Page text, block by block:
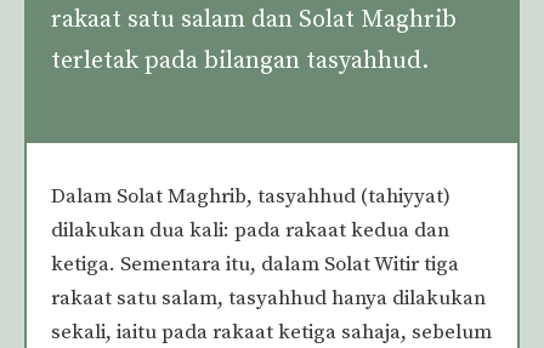
rakaat satu salam dan Solat Maghrib
terletak pada bilangan tasyahhud.
Dalam Solat Maghrib, tasyahhud (tahiyyat)
dilakukan dua kali: pada rakaat kedua dan
ketiga. Sementara itu, dalam Solat Witir tiga
rakaat satu salam, tasyahhud hanya dilakukan
sekali, iaitu pada rakaat ketiga sahaja, sebelum